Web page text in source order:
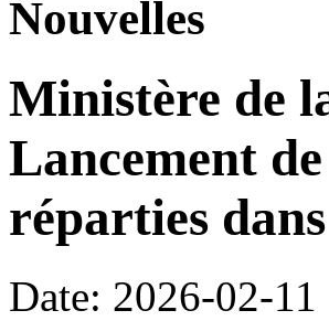
Nouvelles
Ministère de
Lancement
réparties
Date: 2026-02-11